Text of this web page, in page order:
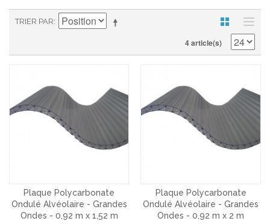
TRIER PAR
4 article(s)
Plaque Polycarbonate
Ondulé Alvéolaire - Grandes
Ondes - 0,92 m x 1,52 m
Plaque Polycarbonate
Ondulé Alvéolaire - Grandes
Ondes - 0,92 m x 2 m